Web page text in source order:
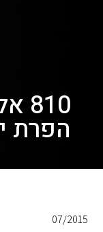
הפרת
07/2015